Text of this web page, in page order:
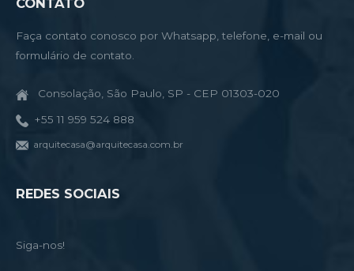
CONTATO
Faça contato conosco por Whatsapp, telefone, e-mail ou
formulário de contato.
Consolação, São Paulo, SP - CEP 01303-020
+55 11 959 524 888
arquitecasa@arquitecasa.com.br
REDES SOCIAIS
Siga-nos!